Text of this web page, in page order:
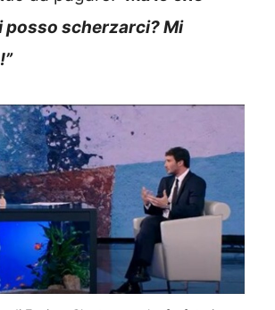
posso scherzarci? Mi